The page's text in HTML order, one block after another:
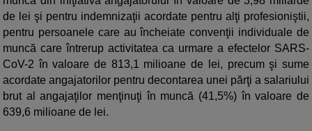
de lei şi pentru indemnizaţii acordate pentru alţi profesioniştii,
pentru persoanele care au încheiate convenţii individuale de
muncă care întrerup activitatea ca urmare a efectelor SARS-
CoV-2 în valoare de 813,1 milioane de lei, precum şi sume
acordate angajatorilor pentru decontarea unei părţi a salariului
brut al angajaţilor menţinuţi în muncă (41,5%) în valoare de
639,6 milioane de lei.